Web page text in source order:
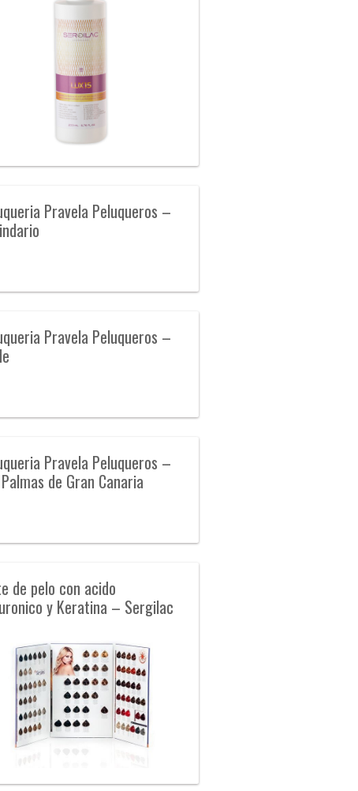
Pravela Peluqueros –
Pravela Peluqueros –
Pravela Peluqueros –
de Gran Canaria
de pelo con acido
y Keratina – Sergilac